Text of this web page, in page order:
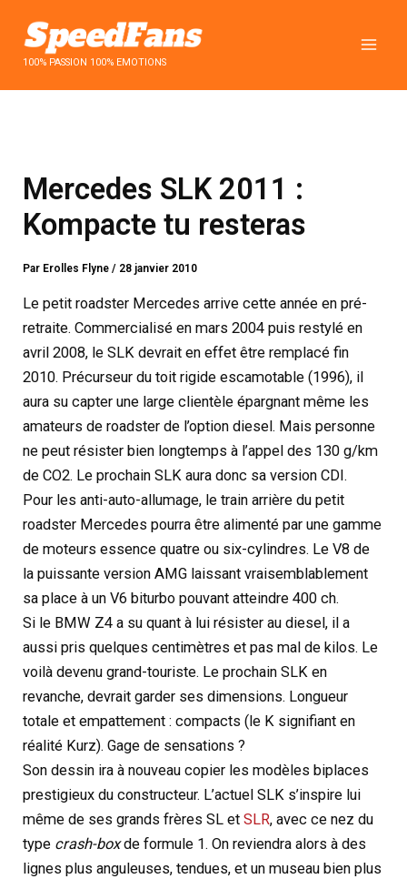
contenu100% PASSION 100% EMOTIONS
Mercedes SLK 2011 :
Kompacte tu resteras
Par Erolles Flyne/ 28 janvier 2010
Le petit roadster Mercedes arrive cette année en pré-
retraite. Commercialisé en mars 2004 puis restylé en
avril 2008, le SLK devrait en effet être remplacé fin
2010. Précurseur du toit rigide escamotable (1996), il
aura su capter une large clientèle épargnant même les
amateurs de roadster de l’option diesel. Mais personne
ne peut résister bien longtemps à l’appel des 130 g/km
de CO2. Le prochain SLK aura donc sa version CDI.
Pour les anti-auto-allumage, le train arrière du petit
roadster Mercedes pourra être alimenté par une gamme
de moteurs essence quatre ou six-cylindres. Le V8 de
la puissante version AMG laissant vraisemblablement
sa place à un V6 biturbo pouvant atteindre 400 ch.
Si le BMW Z4 a su quant à lui résister au diesel, il a
aussi pris quelques centimètres et pas mal de kilos. Le
voilà devenu grand-touriste. Le prochain SLK en
revanche, devrait garder ses dimensions. Longueur
totale et empattement : compacts (le K signifiant en
réalité Kurz). Gage de sensations ?
Son dessin ira à nouveau copier les modèles biplaces
prestigieux du constructeur. L’actuel SLK s’inspire lui
même de ses grands frères SL etSLR, avec ce nez du
type crash-boxde formule 1. On reviendra alors à des
lignes plus anguleuses, tendues, et un museau bien plus